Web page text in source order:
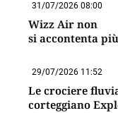
31/07/2026 08:00
Wizz Air non
si accontenta più
29/07/2026 11:52
Le crociere
corteggiano